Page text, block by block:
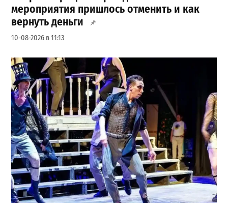
мероприятия пришлось отменить и как
вернуть деньги
10-08-2026 в 11:13